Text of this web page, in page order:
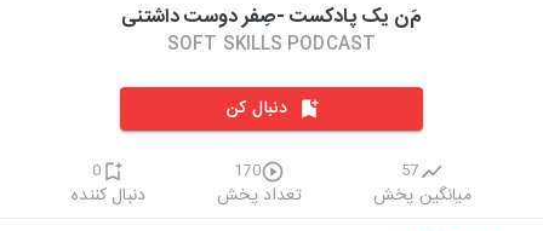
مَ‌ن یک پادکست -صِفر دوست داشتنی
SOFT SKILLS PODCAST
دنبال کن
57
میانگین پخش
170
تعداد پخش
0
دنبال کننده